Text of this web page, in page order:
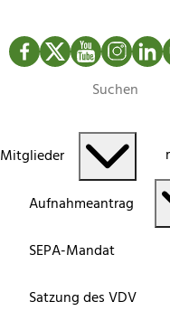
Facebook
TwitterYouTube
Suche
Mitglieder
Aufnahmeantrag
SEPA-Mandat
Satzung des VDV